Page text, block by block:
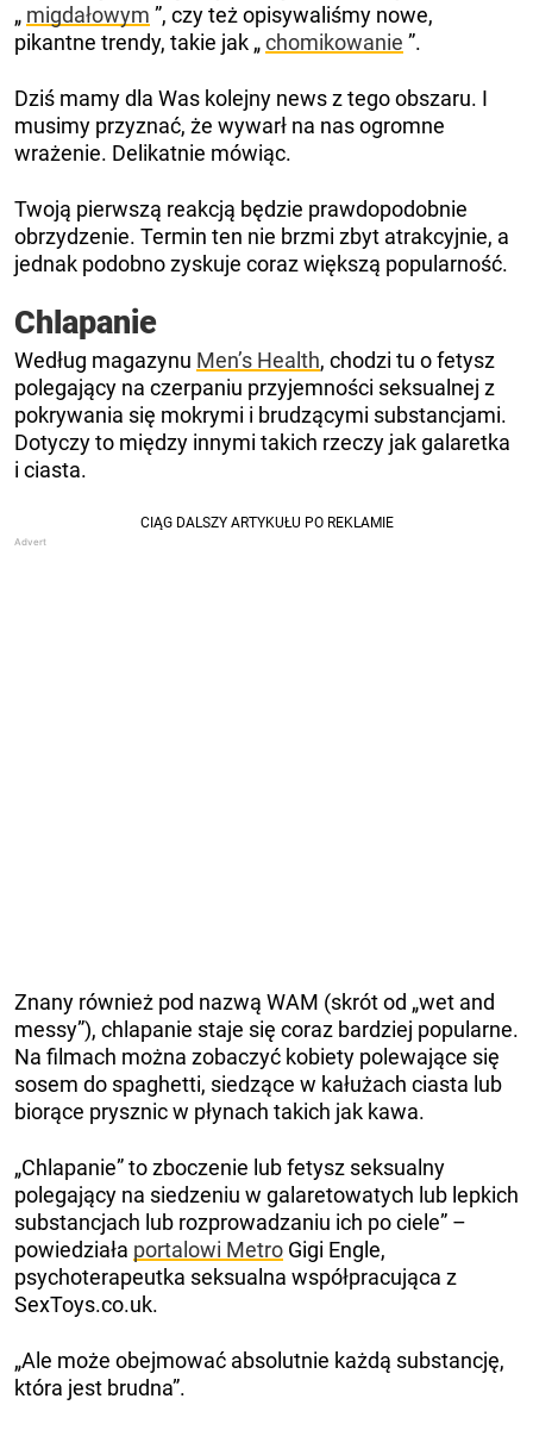
„ migdałowym ”, czy też opisywaliśmy nowe,
pikantne trendy, takie jak „chomikowanie ”.
Dziś mamy dla Was kolejny news z tego obszaru. I
musimy przyznać, że wywarł na nas ogromne
wrażenie. Delikatnie mówiąc.
Twoją pierwszą reakcją będzie prawdopodobnie
obrzydzenie. Termin ten nie brzmi zbyt atrakcyjnie, a
jednak podobno zyskuje coraz większą popularność.
Chlapanie
Według magazynu Men’s Health, chodzi tu o fetysz
polegający na czerpaniu przyjemności seksualnej z
pokrywania się mokrymi i brudzącymi substancjami.
Dotyczy to między innymi takich rzeczy jak galaretka
i ciasta.
Znany również pod nazwą WAM (skrót od „wet and
messy”), chlapanie staje się coraz bardziej popularne.
Na filmach można zobaczyć kobiety polewające się
sosem do spaghetti, siedzące w kałużach ciasta lub
biorące prysznic w płynach takich jak kawa.
„Chlapanie” to zboczenie lub fetysz seksualny
polegający na siedzeniu w galaretowatych lub lepkich
substancjach lub rozprowadzaniu ich po ciele” –
powiedziała portalowi Metro Gigi Engle,
psychoterapeutka seksualna współpracująca z
SexToys.co.uk.
„Ale może obejmować absolutnie każdą substancję,
która jest brudna”.